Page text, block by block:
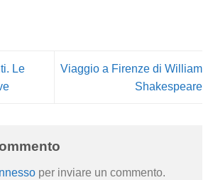
Le
Viaggio a Firenze di William
Shakespeare
per inviare un commento.